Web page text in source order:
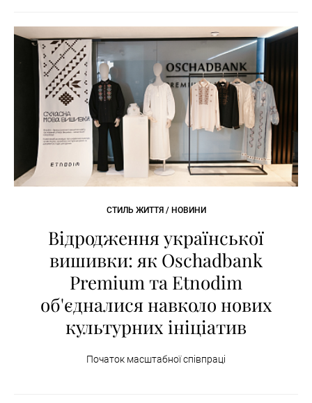
СТИЛЬ ЖИТТЯ / НОВИНИ
Відродження української
вишивки: як Oschadbank
Premium та Etnodim
об'єдналися навколо нових
культурних ініціатив
Початок масштабної співпраці